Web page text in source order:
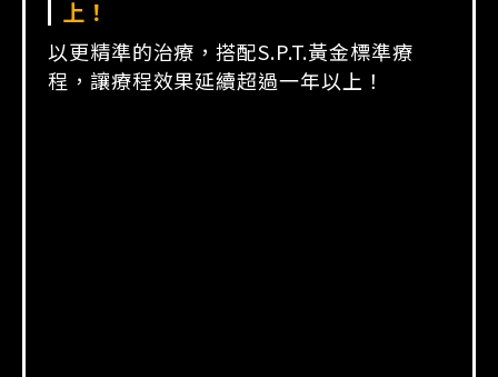
上！
以更精準的治療，搭配S.P.T.黃金標準療
程， 讓療程效果延續超過一年以上！